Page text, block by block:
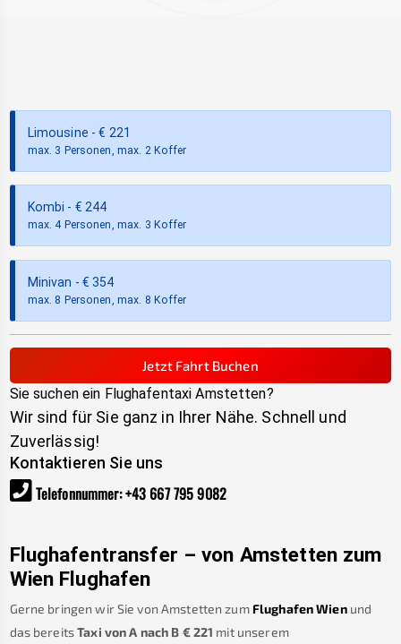
Limousine - € 221
max. 3 Personen, max. 2 Koffer
Kombi - € 244
max. 4 Personen, max. 3 Koffer
Minivan - €354
max. 8 Personen, max. 8 Koffer
Jetzt Fahrt Buchen
Sie suchen ein Flughafentaxi Amstetten?
Wir sind für Sie ganz in Ihrer Nähe. Schnell und
Zuverlässig!
Kontaktieren Sie uns
Telefonnummer:+43 667 795 9082
Flughafentransfer – von Amstettenzum
Wien Flughafen
Gerne bringen wir Sie von Amstetten zum Flughafen Wien und
das bereitsTaxi von A nach B €221 mit unserem